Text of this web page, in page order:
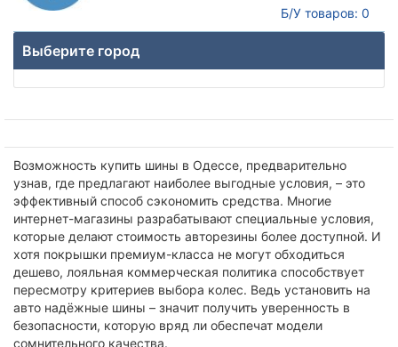
Б/У товаров:0
Выберите город
Возможность купить шины в Одессе, предварительно
узнав, где предлагают наиболее выгодные условия, – это
эффективный способ сэкономить средства. Многие
интернет-магазины разрабатывают специальные условия,
которые делают стоимость авторезины более доступной. И
хотя покрышки премиум-класса не могут обходиться
дешево, лояльная коммерческая политика способствует
пересмотру критериев выбора колес. Ведь установить на
авто надёжные шины – значит получить уверенность в
безопасности, которую вряд ли обеспечат модели
сомнительного качества.